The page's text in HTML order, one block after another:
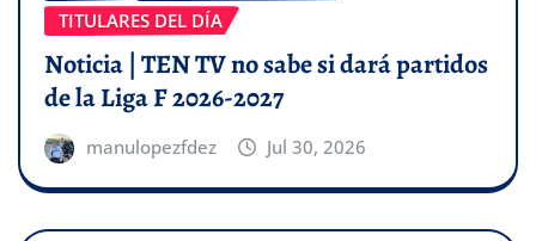
TITULARES DEL DÍA
Noticia | TEN TV no sabe si dará partidos
de la Liga F 2026-2027
manulopezfdez Jul 30, 2026